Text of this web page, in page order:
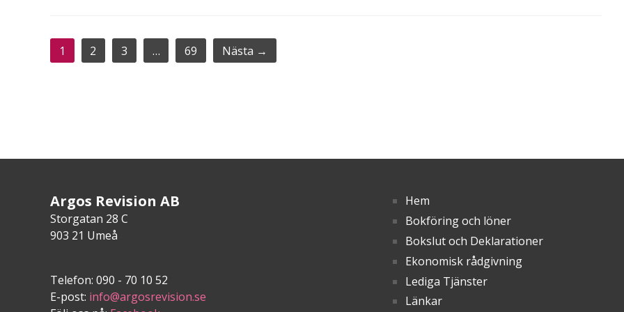
1 2 3 … 69 Nästa →
Argos Revision AB
Storgatan 28 C
903 21 Umeå
Telefon: 090 - 70 10 52
E-post: info@argosrevision.se
Hem
Bokföring och löner
Bokslut och Deklarationer
Ekonomisk rådgivning
Lediga Tjänster
Länkar